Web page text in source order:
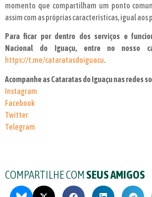
momento que compartilham um ponto
assim com as próprias características, igual
Para ficar por dentro dos serviços e
Nacional do Iguaçu, entre no nosso
https://t.me/cataratasdoiguacu.
Acompanhe as Cataratas do Iguaçu nas redes
Instagram
Facebook
Twitter
Telegram
COMPARTILHE COM SEUS AMIGOS